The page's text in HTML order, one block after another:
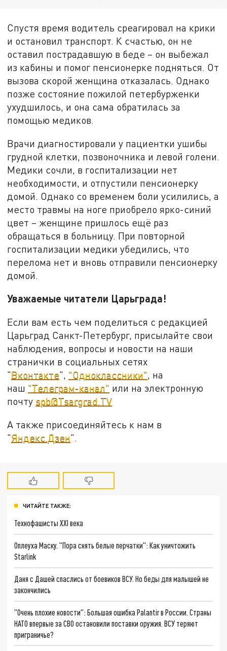
Спустя время водитель среагировал на крики
и остановил транспорт. К счастью, он не
оставил пострадавшую в беде – он выбежал
из кабины и помог пенсионерке подняться. От
вызова скорой женщина отказалась. Однако
позже состояние пожилой петербурженки
ухудшилось, и она сама обратилась за
помощью медиков.
Врачи диагностировали у пациентки ушибы
грудной клетки, позвоночника и левой голени.
Медики сочли, в госпитализации нет
необходимости, и отпустили пенсионерку
домой. Однако со временем боли усилились, а
место травмы на ноге приобрело ярко-синий
цвет – женщине пришлось ещё раз
обращаться в больницу. При повторной
госпитализации медики убедились, что
перелома нет и вновь отправили пенсионерку
домой.
Уважаемые читатели Царьграда!
Если вам есть чем поделиться с редакцией
Царьград Санкт-Петербург, присылайте свои
наблюдения, вопросы и новости на наши
странички в социальных сетях
"Вконтакте", "Одноклассники", на
наш "Телеграм-канал" или на электронную
почту spb@Tsargrad.TV
А также присоединяйтесь к нам в
"Яндекс.Дзен".
ЧИТАЙТЕ ТАКЖЕ:
Технофашисты XXI века
Оплеуха Маску. "Пора снять белые перчатки": Как уничтожить
Starlink
Даня с Дашей спаслись от боевиков ВСУ. Но беды для малышей не
закончились
"Очень плохие новости": Большая ошибка Palantir в России. Страны
НАТО впервые за СВО остановили поставки оружия. ВСУ теряют
приграничье?